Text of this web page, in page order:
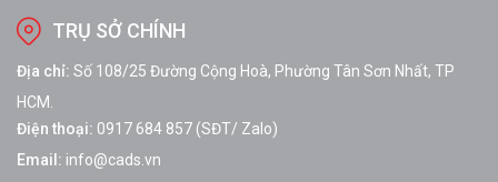
TRỤ SỞ CHÍNH
Địa chỉ: Số 108/25 Đường Cộng Hoà, Phường Tân Sơn Nhất, TP
HCM.
Điện thoại: 0917 684 857 (SĐT/ Zalo)
Email: info@cads.vn